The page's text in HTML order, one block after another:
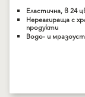
Еластична, в 24
Нереагираща с
продукти
Водо- и